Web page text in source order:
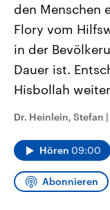
Landtagswahl
2026
Alle Informationen
Sachsen-Anhalt
September 2026
Landtag. Seit 2021
Bundesland von
Umfragen,
Wahlprogramme,
und Kandidaten der
Wahl.
den Menschen
Flory vom
in der
Dauer ist.
Hisbollah
Dr. Heinlein, Stefan |
Hören 09:00
Abonnieren